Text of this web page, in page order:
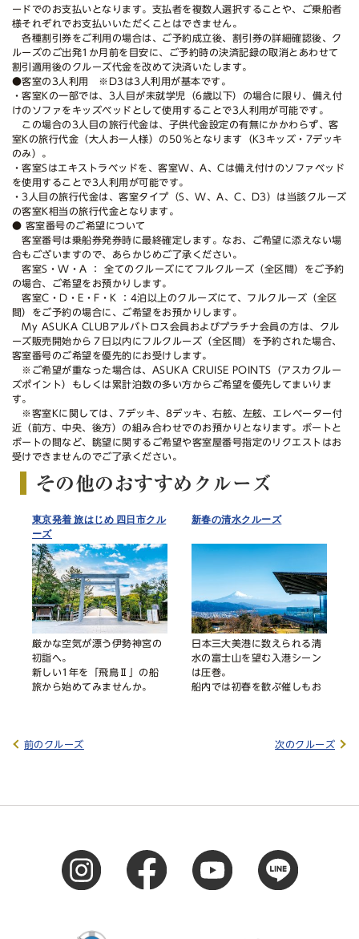
ードでのお支払いとなります。支払者を複数人選択することや、ご乗船者
様それぞれでお支払いいただくことはできません。
各種割引券をご利用の場合は、ご予約成立後、割引券の詳細確認後、ク
ルーズのご出発1か月前を目安に、ご予約時の決済記録の取消とあわせて
割引適用後のクルーズ代金を改めて決済いたします。
●客室の3人利用 ※D3は3人利用が基本です。
・客室Kの一部では、3人目が未就学児（6歳以下）の場合に限り、備え付
けのソファをキッズベッドとして使用することで3人利用が可能です。
この場合の3人目の旅行代金は、子供代金設定の有無にかかわらず、客
室Kの旅行代金（大人お一人様）の50％となります（K3キッズ・7デッキ
のみ）。
・客室Sはエキストラベッドを、客室W、A、Cは備え付けのソファベッド
を使用することで3人利用が可能です。
・3人目の旅行代金は、客室タイプ（S、W、A、C、D3）は当該クルーズ
の客室K相当の旅行代金となります。
● 客室番号のご希望について
客室番号は乗船券発券時に最終確定します。なお、ご希望に添えない場
合もございますので、あらかじめご了承ください。
客室S・W・A ： 全てのクルーズにてフルクルーズ（全区間）をご予約
の場合、ご希望をお預かりします。
客室C・D・E・F・K ：4泊以上のクルーズにて、フルクルーズ（全区
間）をご予約の場合に、ご希望をお預かりします。
My ASUKA CLUBアルバトロス会員およびプラチナ会員の方は、クル
ーズ販売開始から７日以内にフルクルーズ（全区間）を予約された場合、
客室番号のご希望を優先的にお受けします。
※ご希望が重なった場合は、ASUKA CRUISE POINTS（アスカクルー
ズポイント）もしくは累計泊数の多い方からご希望を優先してまいりま
す。
※客室Kに関しては、7デッキ、8デッキ、右舷、左舷、エレベーター付
近（前方、中央、後方）の組み合わせでのお預かりとなります。ボートと
ボートの間など、眺望に関するご希望や客室屋番号指定のリクエストはお
受けできませんのでご了承ください。
その他のおすすめクルーズ
東京発着 旅はじめ 四日市クル
ーズ
厳かな空気が漂う伊勢神宮の
初詣へ。
新しい1年を「飛鳥Ⅱ」の船
旅から始めてみませんか。
新春の清水クルーズ
日本三大美港に数えられる清
水の富士山を望む入港シーン
は圧巻。
船内では初春を歓ぶ催しもお
前のクルーズ 次のクルーズ